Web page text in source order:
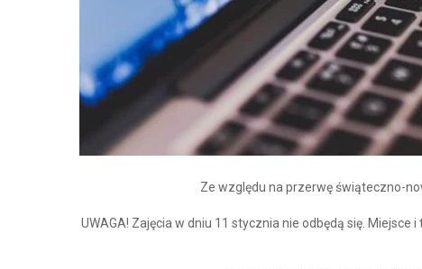
Ze względu na przerwę świąteczno-
UWAGA! Zajęcia w dniu 11 stycznia nie odbędą się.